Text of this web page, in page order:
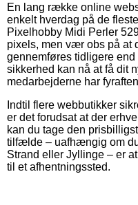
En lang række online
enkelt hverdag på de
Pixelhobby Midi Perler
pixels, men vær obs på at
gennemføres tidligere end
sikkerhed kan nå at få dit
medarbejderne har
Indtil flere webbutikker
er det forudsat at der
kan du tage den
tilfælde – uafhængig om
Strand eller Jyllinge – er
til et afhentningssted.